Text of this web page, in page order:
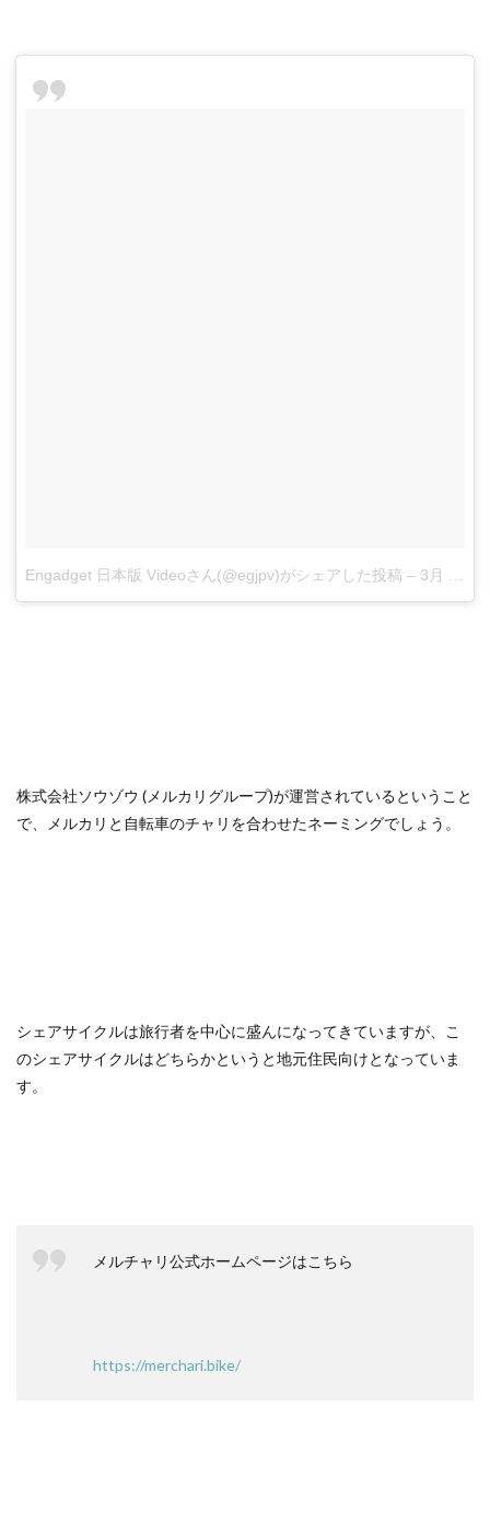
Engadget 日本版 Videoさん(@egjpv)がシェアした投稿 – 3月 23, 2018 at 8:20午後 PDT
株式会社ソウゾウ (メルカリグループ)が運営されているということ
で、メルカリと自転車のチャリを合わせたネーミングでしょう。
シェアサイクルは旅行者を中心に盛んになってきていますが、こ
のシェアサイクルはどちらかというと地元住民向けとなっていま
す。
メルチャリ公式ホームページはこちら
https://merchari.bike/